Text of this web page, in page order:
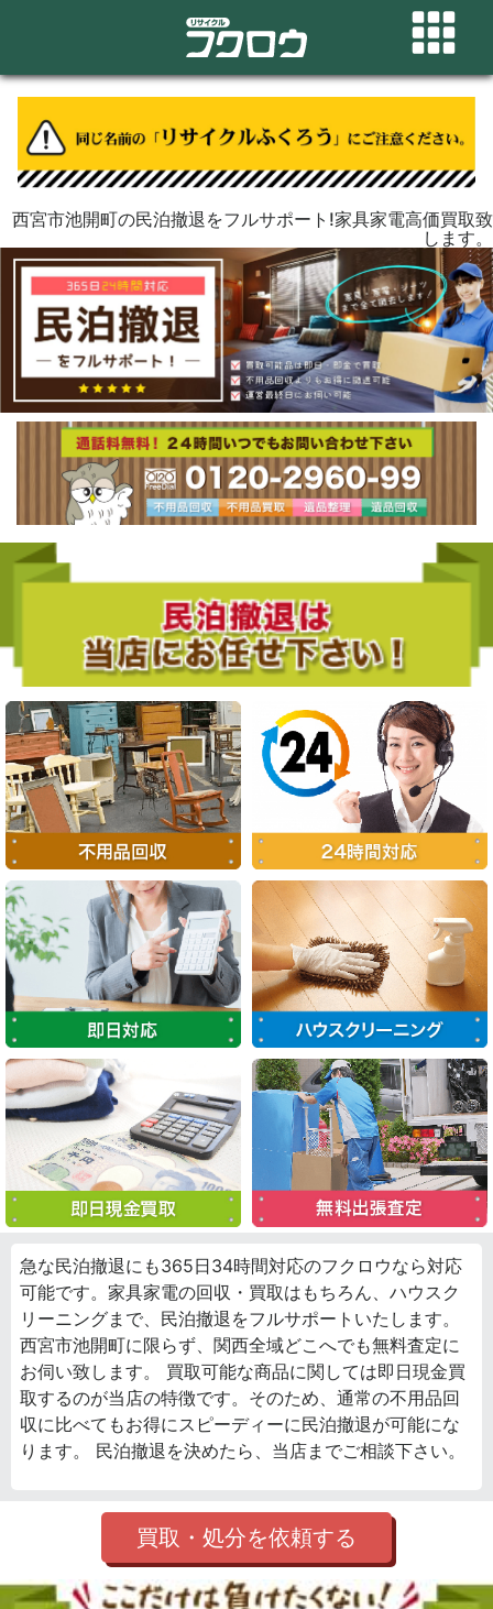
西宮市池開町の民泊撤退をフルサポート!家具家電高価買取致
します。
急な民泊撤退にも365日34時間対応のフクロウなら対応
可能です。家具家電の回収・買取はもちろん、ハウスク
リーニングまで、民泊撤退をフルサポートいたします。
西宮市池開町に限らず、関西全域どこへでも無料査定に
お伺い致します。 買取可能な商品に関しては即日現金買
取するのが当店の特徴です。そのため、通常の不用品回
収に比べてもお得にスピーディーに民泊撤退が可能にな
ります。 民泊撤退を決めたら、当店までご相談下さい。
買取・処分を依頼する